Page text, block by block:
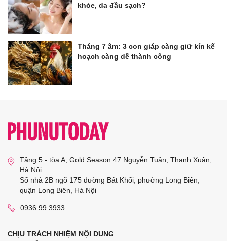
khỏe, da đầu sạch?
Tháng 7 âm: 3 con giáp càng giữ kín kế
hoạch càng dễ thành công
Tầng 5 - tòa A, Gold Season 47 Nguyễn Tuân, Thanh Xuân,
Hà Nội
Số nhà 2B ngõ 175 đường Bát Khối, phường Long Biên,
quận Long Biên, Hà Nội
0936 99 3933
CHỊU TRÁCH NHIỆM NỘI DUNG